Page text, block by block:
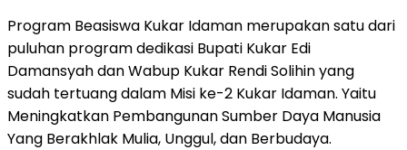
Program Beasiswa Kukar Idaman merupakan satu dari
puluhan program dedikasi Bupati Kukar Edi
Damansyah dan Wabup Kukar Rendi Solihin yang
sudah tertuang dalam Misi ke-2 Kukar Idaman. Yaitu
Meningkatkan Pembangunan Sumber Daya Manusia
Yang Berakhlak Mulia, Unggul, dan Berbudaya.